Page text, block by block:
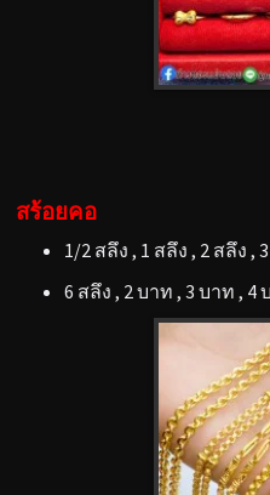
สร้อยคอ
1/2 สลึง , 1 สลึง , 2 สลึง ,
6 สลึง , 2 บาท , 3 บาท , 4